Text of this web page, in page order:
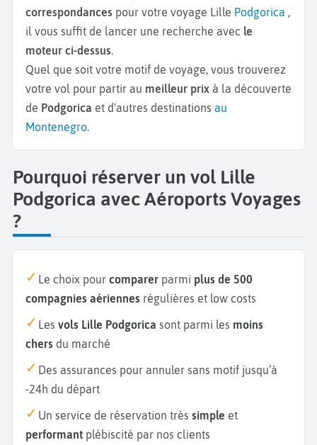
correspondances pour votre voyage Lille Podgorica ,
il vous suffit de lancer une recherche avec le
moteur ci-dessus.
Quel que soit votre motif de voyage, vous trouverez
votre vol pour partir au meilleur prix à la découverte
de Podgorica et d'autres destinations au
Montenegro.
Pourquoi réserver un vol Lille
Podgorica avec Aéroports Voyages
?
Le choix pour comparer parmi plus de 500
compagnies aériennes régulières et low costs
Les vols Lille Podgorica sont parmi les moins
chers du marché
Des assurances pour annuler sans motif jusqu’à
-24h du départ
Un service de réservation très simple et
performant plébiscité par nos clients